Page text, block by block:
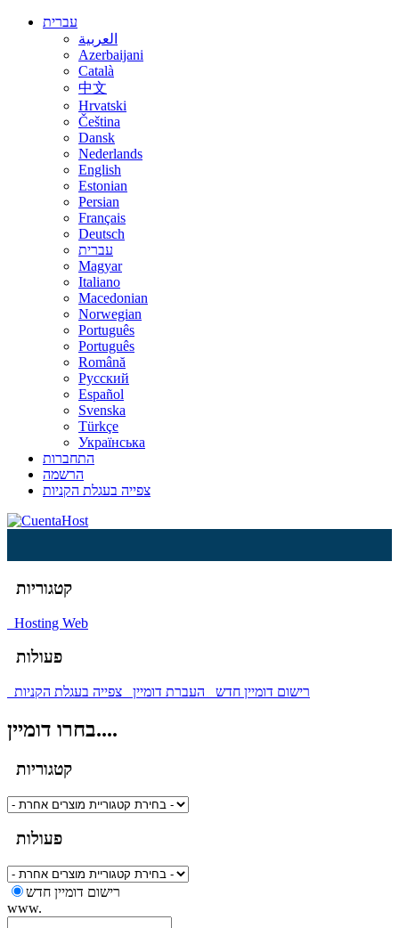
עברית
العربية
Azerbaijani
Català
中文
Hrvatski
Čeština
Dansk
Nederlands
English
Estonian
Persian
Français
Deutsch
עברית
Magyar
Italiano
Macedonian
Norwegian
Português
Português
Română
Русский
Español
Svenska
Türkçe
Українська
התחברות
הרשמה
צפייה בעגלת הקניות
קטגוריות
Hosting Web
פעולות
רישום דומיין חדש העברת דומיין צפייה בעגלת הקניות
בחרו דומיין....
קטגוריות
פעולות
רישום דומיין חדש
www.